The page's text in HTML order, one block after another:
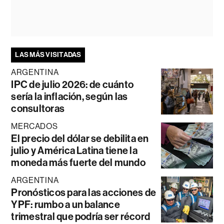
LAS MÁS VISITADAS
ARGENTINA
IPC de julio 2026: de cuánto
sería la inflación, según las
consultoras
MERCADOS
El precio del dólar se debilita en
julio y América Latina tiene la
moneda más fuerte del mundo
ARGENTINA
Pronósticos para las acciones de
YPF: rumbo a un balance
trimestral que podría ser récord